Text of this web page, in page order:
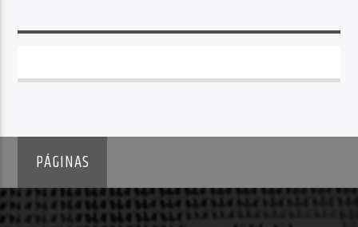
PÁGINAS